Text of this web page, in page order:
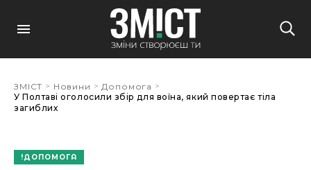
ЗМІСТ > Новини > Допомога >
У Полтаві оголосили збір для воїна, який повертає тіла
загиблих
ДОПОМОГА